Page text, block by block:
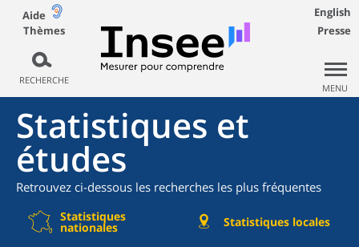
Aide
Thèmes
RECHERCHE
English
Presse
MENU
Statistiques et
études
Retrouvez ci-dessous les recherches les plus fréquentes
Statistiques
nationales Statistiques locales